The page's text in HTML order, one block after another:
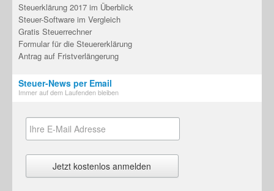
Steuerklärung 2017 im Überblick
Steuer-Software im Vergleich
Gratis Steuerrechner
Formular für die Steuererklärung
Antrag auf Fristverlängerung
Steuer-News per Email
Immer auf dem Laufenden bleiben